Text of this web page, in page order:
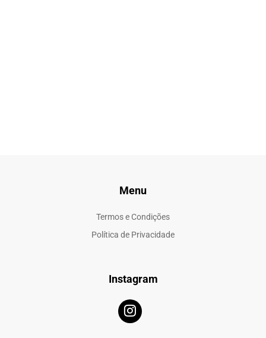
Menu
Termos e Condições
Política de Privacidade
Instagram